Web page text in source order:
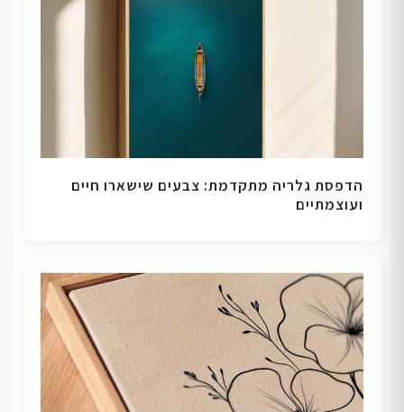
הדפסת גלריה מתקדמת: צבעים שישארו חיים
ועוצמתיים